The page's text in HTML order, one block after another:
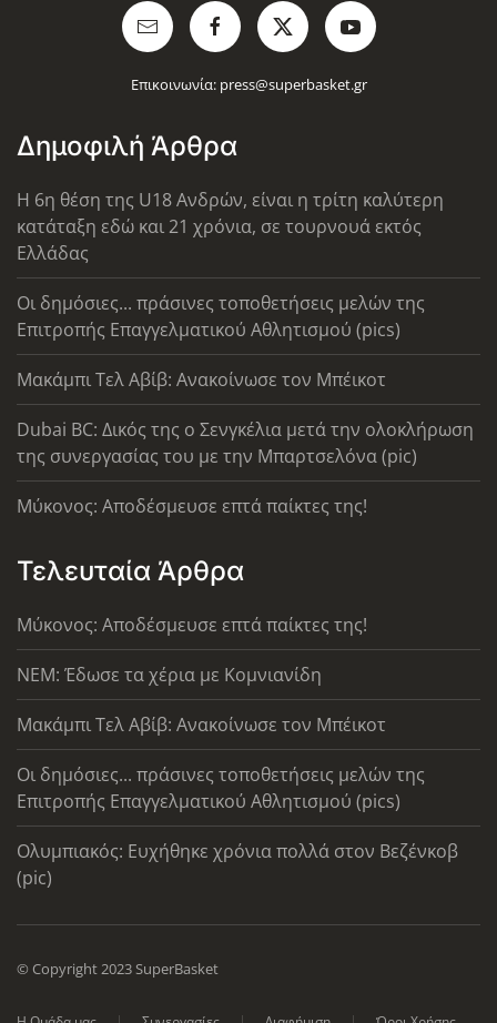
Επικοινωνία: press@superbasket.gr
Δημοφιλή Άρθρα
Η 6η θέση της U18 Ανδρών, είναι η τρίτη καλύτερη
κατάταξη εδώ και 21 χρόνια, σε τουρνουά εκτός
Ελλάδας
Οι δημόσιες... πράσινες τοποθετήσεις μελών της
Επιτροπής Επαγγελματικού Αθλητισμού (pics)
Μακάμπι Τελ Αβίβ: Ανακοίνωσε τον Μπέικοτ
Dubai BC: Δικός της ο Σενγκέλια μετά την ολοκλήρωση
της συνεργασίας του με την Μπαρτσελόνα (pic)
Μύκονος: Αποδέσμευσε επτά παίκτες της!
Τελευταία Άρθρα
Μύκονος: Αποδέσμευσε επτά παίκτες της!
ΝΕΜ: Έδωσε τα χέρια με Κομνιανίδη
Μακάμπι Τελ Αβίβ: Ανακοίνωσε τον Μπέικοτ
Οι δημόσιες... πράσινες τοποθετήσεις μελών της
Επιτροπής Επαγγελματικού Αθλητισμού (pics)
Ολυμπιακός: Ευχήθηκε χρόνια πολλά στον Βεζένκοβ
(pic)
© Copyright 2023 SuperBasket